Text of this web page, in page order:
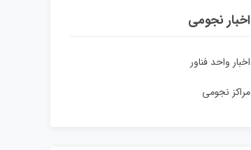
اخبار نجومی
اخبار واحد فناور
مراکز نجومی